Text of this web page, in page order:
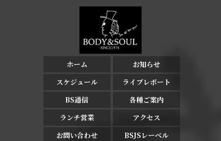
ホーム
お知らせ
スケジュール
ライブレポート
BS通信
各種ご案内
ランチ営業
アクセス
お問い合わせ
BSJSレーベル